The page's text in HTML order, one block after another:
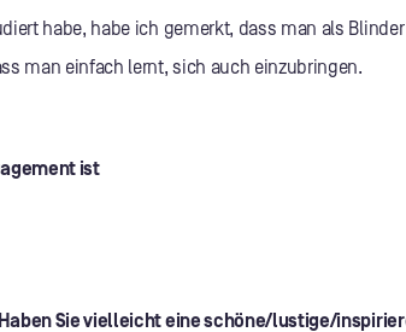
habe, habe ich gemerkt, dass man als
man einfach lernt, sich auch einzubringen.
ist
Sie vielleicht eine schöne/lustige/